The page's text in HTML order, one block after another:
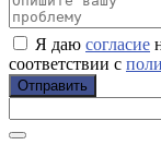
Я даю согласие
соответствии с
Отправить